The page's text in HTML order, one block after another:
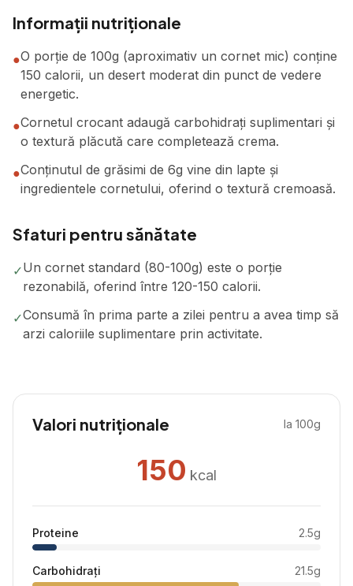
Informații nutriționale
●O porție de 100g (aproximativ un cornet mic) conține
150 calorii, un desert moderat din punct de vedere
energetic.
●Cornetul crocant adaugă carbohidrați suplimentari și
o textură plăcută care completează crema.
●Conținutul de grăsimi de 6g vine din lapte și
ingredientele cornetului, oferind o textură cremoasă.
Sfaturi pentru sănătate
✓Un cornet standard (80-100g) este o porție
rezonabilă, oferind între 120-150 calorii.
✓Consumă în prima parte a zilei pentru a avea timp să
arzi caloriile suplimentare prin activitate.
Valori nutriționale la 100g
150 kcal
Proteine 2.5g
Carbohidrați 21.5g